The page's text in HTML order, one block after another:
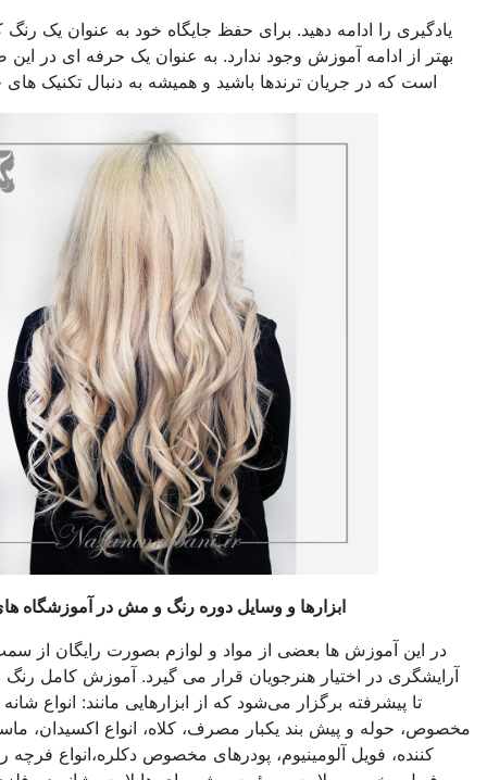
را ادامه دهید. برای حفظ جایگاه خود به عنوان یک رنگ کار مو راهی
ادامه آموزش وجود ندارد. به عنوان یک حرفه ای در این صنعت ، مهم
در جریان ترندها باشید و همیشه به دنبال تکنیک های جدید بگردید.
ابزارها و وسایل دوره رنگ و مش در آموزشگاه های آرایشگری
آموزش ها بعضی از مواد و لوازم بصورت رایگان از سمت آموزشگاه
در اختیار هنرجویان قرار می گیرد. آموزش کامل رنگ مو از مبتدی
برگزار می‌شود که از ابزارهایی مانند: انواع شانه و برس های
و پیش بند یکبار مصرف، کلاه، انواع اکسیدان، ماسک مو و نرم
فویل آلومینیوم، پودرهای مخصوص دکلره،انواع فرچه رنگ و دکلره،